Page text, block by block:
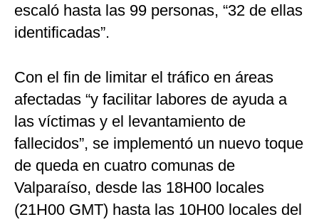
escaló hasta las 99 personas, “32 de ellas
identificadas”.
Con el fin de limitar el tráfico en áreas
afectadas “y facilitar labores de ayuda a
las víctimas y el levantamiento de
fallecidos”, se implementó un nuevo toque
de queda en cuatro comunas de
Valparaíso, desde las 18H00 locales
(21H00 GMT) hasta las 10H00 locales del